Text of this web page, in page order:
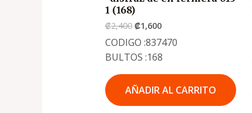
1 (168)
₡2,400 ₡1,600
CODIGO :837470
BULTOS :168
AÑADIR AL CARRITO